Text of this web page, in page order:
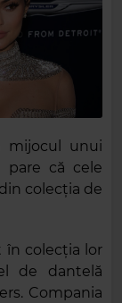
mijocul unui
pare că cele
colecția de
colecția lor
de dantelă
Compania